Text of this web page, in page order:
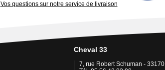
Vos questions sur notre service de livraison
Cheval 33
7, rue Robert Schuman - 33170